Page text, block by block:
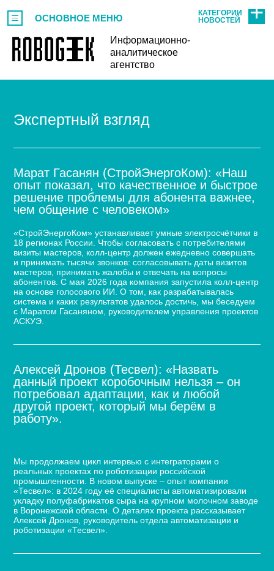
Информационно-
аналитическое
агентство
ОСНОВНОЕ МЕНЮ
КАТЕГОРИИ
НОВОСТЕЙ
Экспертный взгляд
Марат Гасанян (СтройЭнергоКом): «Наш
опыт показал, что качественное и быстрое
решение проблемы для абонента важнее,
чем общение с человеком»
«СтройЭнергоКом» устанавливает умные электросчётчики в
18 регионах России. Чтобы согласовать с потребителями
визиты мастеров, колл-центр должен ежедневно совершать
и принимать тысячи звонков: согласовывать даты визитов
мастеров, принимать жалобы и отвечать на вопросы
абонентов. С мая 2026 года компания запустила колл-центр
на основе голосового ИИ. О том, как разрабатывалась
система и каких результатов удалось достичь, мы беседуем
с Маратом Гасаняном, руководителем управления проектов
АСКУЭ.
Алексей Дронов (Тесвел): «Назвать
данный проект коробочным нельзя – он
потребовал адаптации, как и любой
другой проект, который мы берём в
работу».
Мы продолжаем цикл интервью с интеграторами о
реальных проектах по роботизации российской
промышленности. В новом выпуске – опыт компании
«Тесвел»: в 2024 году её специалисты автоматизировали
укладку полуфабрикатов сыра на крупном молочном заводе
в Воронежской области. О деталях проекта рассказывает
Алексей Дронов, руководитель отдела автоматизации и
роботизации «Тесвел».